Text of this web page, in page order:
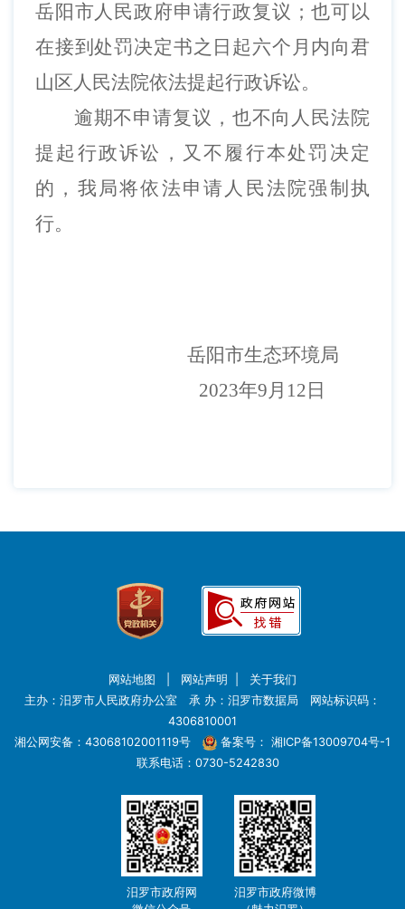
岳阳市人民政府申请行政复议；也可以
在接到处罚决定书之日起六个月内向君
山区人民法院依法提起行政诉讼。
逾期不申请复议，也不向人民法院
提起行政诉讼，又不履行本处罚决定
的，我局将依法申请人民法院强制执
行。
岳阳市生态环境局
2023年9月 12 日
网站地图 网站声明
关于我们
主办：汨罗市人民政府办公室 承 办：汨罗市数据局 网站标识码：
4306810001
湘公网安备：43068102001119号
备案号： 湘ICP备13009704号-1
联系电话：0730-5242830
汨罗市政府网
汨罗市政府微博